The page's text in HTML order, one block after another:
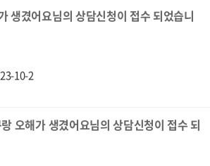
생겼어요님의 상담신청이 접수 되었습니
10-2
오해가 생겼어요님의 상담신청이 접수 되